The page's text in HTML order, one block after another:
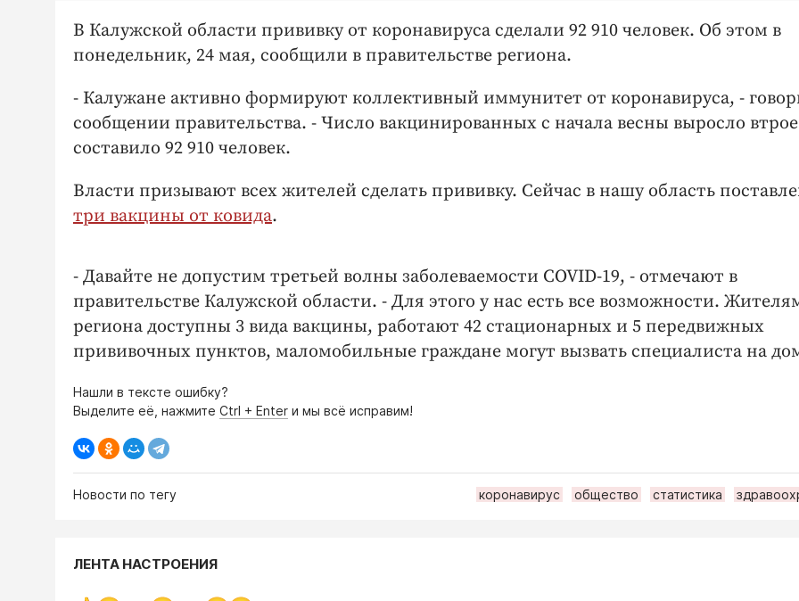
В Калужской области прививку от коронавируса сделали 92 910 человек. Об этом в
понедельник, 24 мая, сообщили в правительстве региона.
- Калужане активно формируют коллективный иммунитет от коронавируса, -
сообщении правительства. - Число вакцинированных с начала весны выросло
составило 92 910 человек.
Власти призывают всех жителей сделать прививку. Сейчас в нашу область
три вакцины от ковида.
- Давайте не допустим третьей волны заболеваемости COVID-19, - отмечают в
правительстве Калужской области. - Для этого у нас есть все возможности.
региона доступны 3 вида вакцины, работают 42 стационарных и 5 передвижных
прививочных пунктов, маломобильные граждане могут вызвать специалиста на
Нашли в тексте ошибку?
Выделите её, нажмите Ctrl + Enter и мы всё исправим!
Новости по тегу коронавирус общество статистика
ЛЕНТА НАСТРОЕНИЯ